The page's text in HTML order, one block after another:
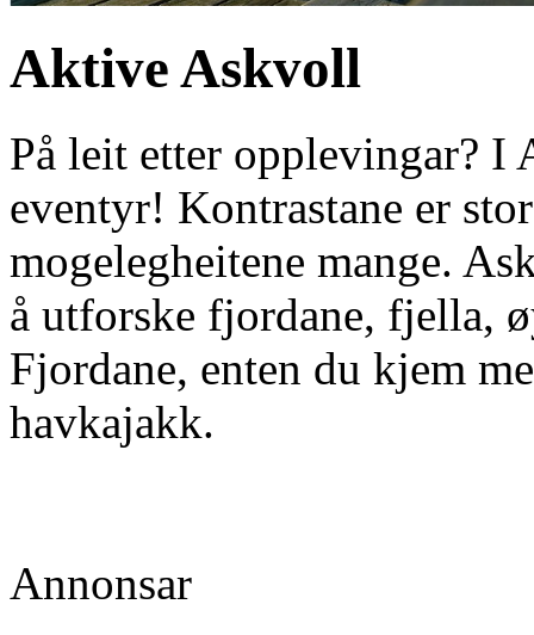
Aktive Askvoll
På leit etter opplevingar?
eventyr! Kontrastane er
mogelegheitene mange.
å utforske fjordane, fjella,
Fjordane, enten du kjem
havkajakk.
Annonsar